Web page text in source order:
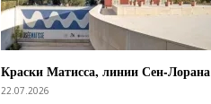
Краски Матисса, линии Сен-Лорана
22.07.2026